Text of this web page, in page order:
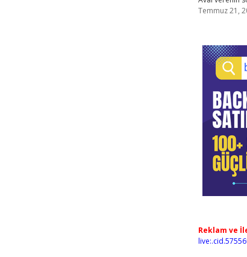
Temmuz 21,
Reklam ve